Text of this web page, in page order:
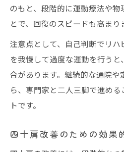
のもと、段階的に運動療法や物
とで、回復のスピードも高まり
注意点として、自己判断でリ
を我慢して過度な運動を行う
合があります。継続的な通院
ら、専門家と二人三脚で進め
トです。
四十肩改善のための効果